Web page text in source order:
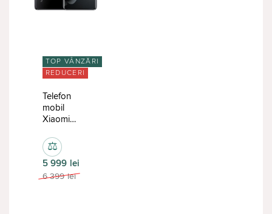
TOP VÂNZĂRI
REDUCERI
Telefon
mobil
Xiaomi
Note 14 Pro
Plus
8/256GB
Black
6 399 lei
5 999 lei
⚖